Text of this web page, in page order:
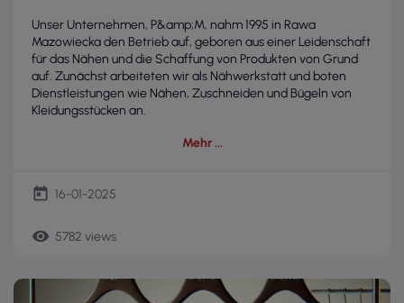
Unser Unternehmen, P&amp;M, nahm 1995 in Rawa
Mazowiecka den Betrieb auf, geboren aus einer Leidenschaft
für das Nähen und die Schaffung von Produkten von Grund
auf. Zunächst arbeiteten wir als Nähwerkstatt und boten
Dienstleistungen wie Nähen, Zuschneiden und Bügeln von
Kleidungsstücken an.
Mehr
today 16-01-2025
remove_red_eye 5782 views